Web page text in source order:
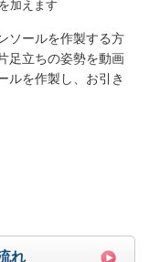
加えます
ソールを作製する方
足立ちの姿勢を動画
ルを作製し、お引き
れ